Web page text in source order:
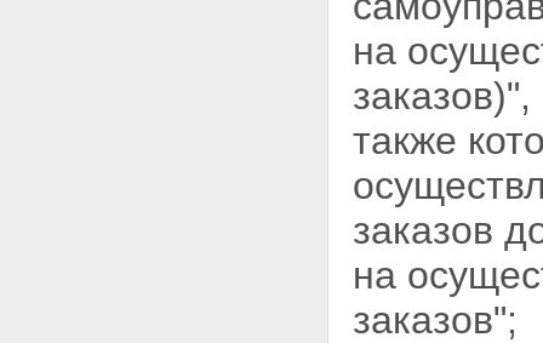
на
также
заказов
на
заказов";